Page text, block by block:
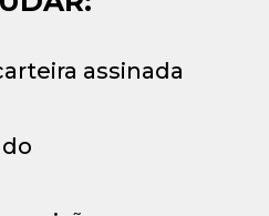
assinada